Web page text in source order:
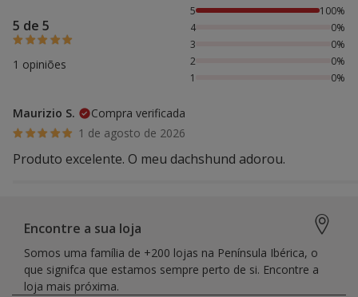
5 de 5
1 opiniões
100% das pessoas avaliaram com 5 estrelas,
5
100%
4
0%
3
0%
2
0%
1
0%
Maurizio S.
Compra verificada
1 de agosto de 2026
Produto excelente. O meu dachshund adorou.
Encontre a sua loja
Somos uma família de +200 lojas na Península Ibérica, o
que signifca que estamos sempre perto de si. Encontre a
loja mais próxima.